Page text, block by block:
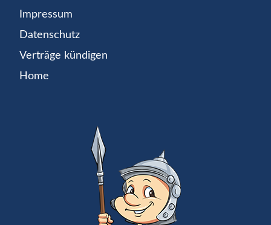
Impressum
Datenschutz
Verträge kündigen
Home